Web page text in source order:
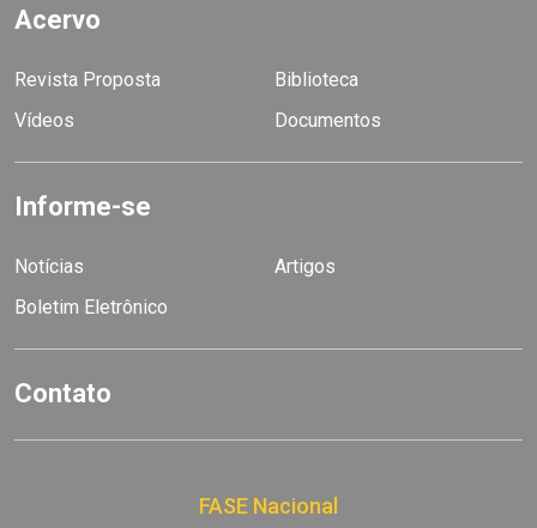
Acervo
Revista Proposta
Biblioteca
Vídeos
Documentos
Informe-se
Notícias
Artigos
Boletim Eletrônico
Contato
FASE Nacional